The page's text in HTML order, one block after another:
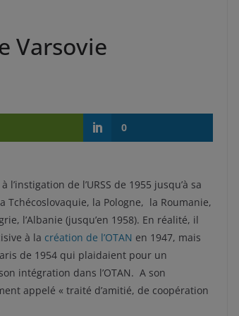
Varsovie
0
de l’URSS de 1955 jusqu’à sa
Tchécoslovaquie, la Pologne, la Roumanie,
l’Albanie (jusqu’en 1958). En réalité, il
à la création de l’OTAN en 1947, mais
de 1954 qui plaidaient pour un
intégration dans l’OTAN. A son
appelé « traité d’amitié, de coopération